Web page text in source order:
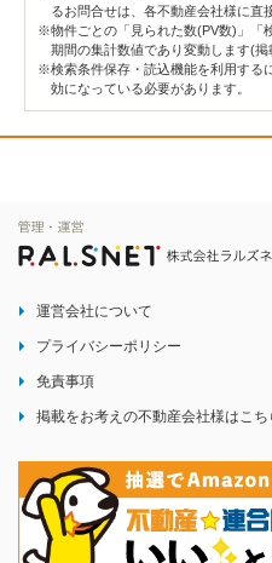
るお問合せは、各不動産会社様に直
※物件ごとの「見られた数(PV数)」「
期間の集計数値であり変動します(掲
※検索条件保存・読込機能を利用する
効になっている必要があります。
運営会社について
プライバシーポリシー
免責事項
掲載をお考えの不動産会社様はこち